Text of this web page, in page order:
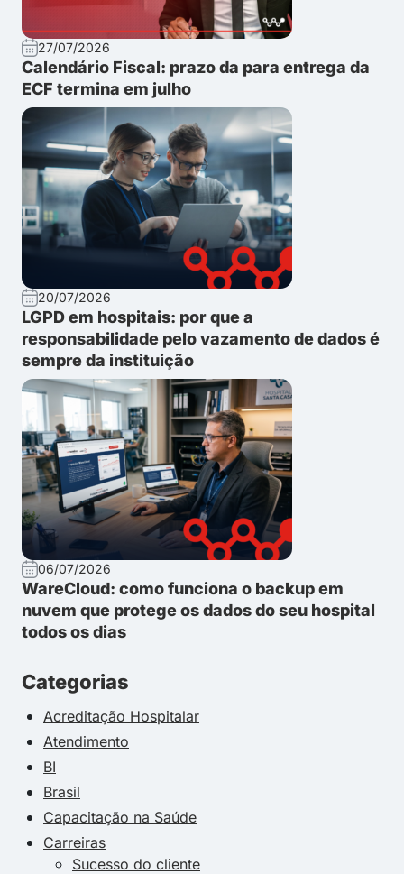
27/07/2026
Calendário Fiscal: prazo da para entrega da
ECF termina em julho
20/07/2026
LGPD em hospitais: por que a
responsabilidade pelo vazamento de dados é
sempre da instituição
06/07/2026
WareCloud: como funciona o backup em
nuvem que protege os dados do seu hospital
todos os dias
Categorias
Acreditação Hospitalar
Atendimento
BI
Brasil
Capacitação na Saúde
Carreiras
Sucesso do cliente